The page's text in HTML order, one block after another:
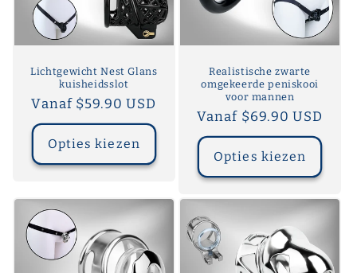
Lichtgewicht Nest Glans
kuisheidsslot
Normale
prijs
Vanaf $59.90 USD
Opties kiezen
Realistische zwarte
omgekeerde peniskooi
voor mannen
Normale
prijs
Vanaf $69.90 USD
Opties kiezen